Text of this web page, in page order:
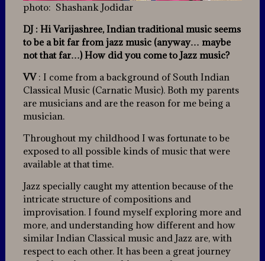
photo: Shashank Jodidar
DJ : Hi Varijashree, Indian traditional music seems
to be a bit far from jazz music (anyway… maybe
not that far…) How did you come to Jazz music?
VV: I come from a background of South Indian
Classical Music (Carnatic Music). Both my parents
are musicians and are the reason for me being a
musician.
Throughout my childhood I was fortunate to be
exposed to all possible kinds of music that were
available at that time.
Jazz specially caught my attention because of the
intricate structure of compositions and
improvisation. I found myself exploring more and
more, and understanding how different and how
similar Indian Classical music and Jazz are, with
respect to each other. It has been a great journey